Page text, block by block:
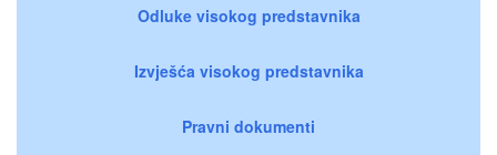
Odluke visokog predstavnika
Izvješća visokog predstavnika
Pravni dokumenti